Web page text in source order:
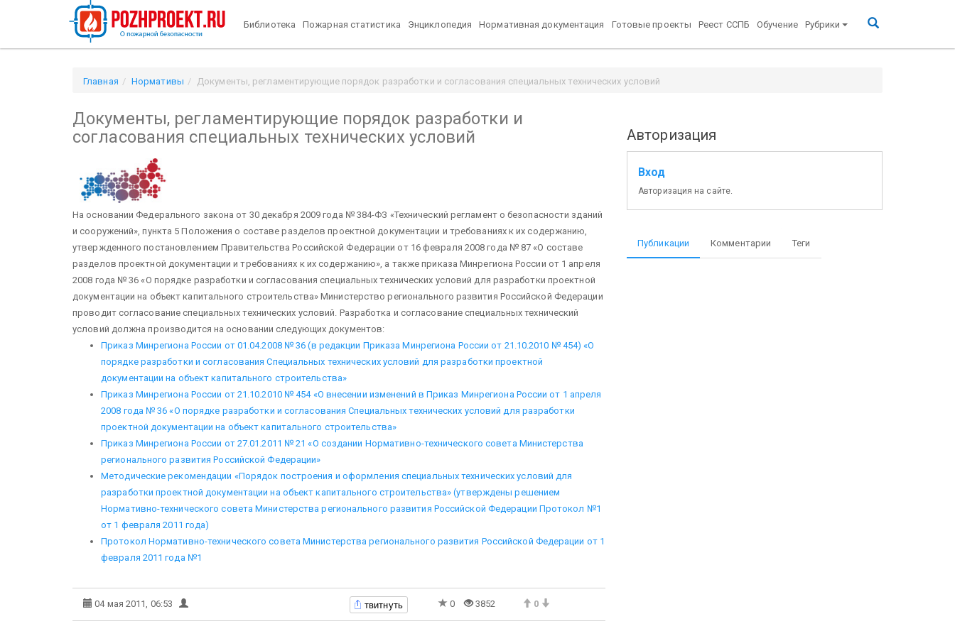
Библиотека Пожарная статистика Энциклопедия Нормативная документация Готовые проекты Реест ССПБ Обучение Рубрики
Главная Нормативы Документы, регламентирующие порядок разработки и согласования специальных технических условий
Документы, регламентирующие порядок разработки и
согласования специальных технических условий
На основании Федерального закона от 30 декабря 2009 года № 384-ФЗ «Технический регламент о безопасности зданий
и сооружений», пункта 5 Положения о составе разделов проектной документации и требованиях к их содержанию,
утвержденного постановлением Правительства Российской Федерации от 16 февраля 2008 года № 87 «О составе
разделов проектной документации и требованиях к их содержанию», а также приказа Минрегиона России от 1 апреля
2008 года № 36 «О порядке разработки и согласования специальных технических условий для разработки проектной
документации на объект капитального строительства» Министерство регионального развития Российской Федерации
проводит согласование специальных технических условий. Разработка и согласование специальных технический
условий должна производится на основании следующих документов:
Приказ Минрегиона России от 01.04.2008 № 36 (в редакции Приказа Минрегиона России от 21.10.2010 № 454) «О
порядке разработки и согласования Специальных технических условий для разработки проектной
документации на объект капитального строительства»
Приказ Минрегиона России от 21.10.2010 № 454 «О внесении изменений в Приказ Минрегиона России от 1 апреля
2008 года № 36 «О порядке разработки и согласования Специальных технических условий для разработки
проектной документации на объект капитального строительства»
Приказ Минрегиона России от 27.01.2011 № 21 «О создании Нормативно-технического совета Министерства
регионального развития Российской Федерации»
Методические рекомендации «Порядок построения и оформления специальных технических условий для
разработки проектной документации на объект капитального строительства» (утверждены решением
Нормативно-технического совета Министерства регионального развития Российской Федерации Протокол №1
от 1 февраля 2011 года)
Протокол Нормативно-технического совета Министерства регионального развития Российской Федерации от 1
февраля 2011 года №1
04 мая 2011, 06:53 твитнуть 0 3852 0
Авторизация
Вход
Авторизация на сайте.
Публикации Комментарии Теги